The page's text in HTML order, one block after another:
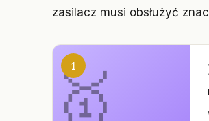
zasilacz musi obsłużyć
1